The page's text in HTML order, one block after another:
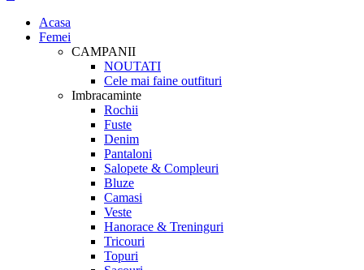
Acasa
Femei
CAMPANII
NOUTATI
Cele mai faine outfituri
Imbracaminte
Rochii
Fuste
Denim
Pantaloni
Salopete & Compleuri
Bluze
Camasi
Veste
Hanorace & Treninguri
Tricouri
Topuri